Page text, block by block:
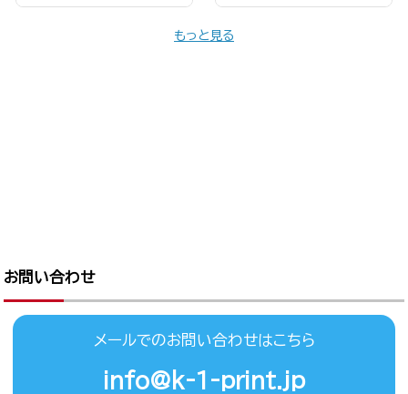
もっと見る
お問い合わせ
メールでのお問い合わせはこちら
info@k-1-print.jp